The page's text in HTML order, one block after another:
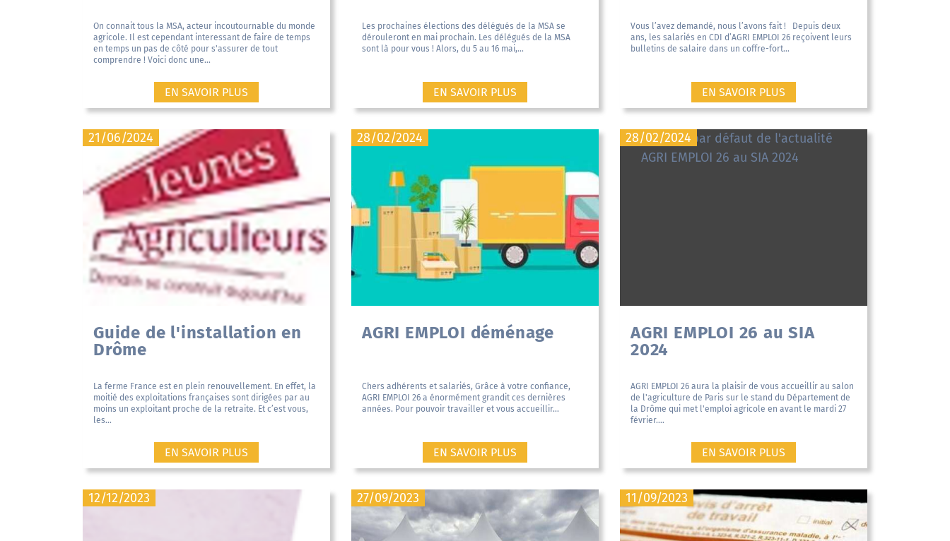
On connait tous la MSA, acteur incoutournable du monde
agricole. Il est cependant interessant de faire de temps
en temps un pas de côté pour s'assurer de tout
comprendre ! Voici donc une...
EN SAVOIR PLUS
Les prochaines élections des délégués de la MSA se
dérouleront en mai prochain. Les délégués de la MSA
sont là pour vous ! Alors, du 5 au 16 mai,...
EN SAVOIR PLUS
Vous l’avez demandé, nous l’avons fait ! Depuis deux
ans, les salariés en CDI d’AGRI EMPLOI 26 reçoivent leurs
bulletins de salaire dans un coffre-fort...
EN SAVOIR PLUS
21/06/2024
Guide de l'installation en
Drôme
La ferme France est en plein renouvellement. En effet, la
moitié des exploitations françaises sont dirigées par au
moins un exploitant proche de la retraite. Et c’est vous,
les...
EN SAVOIR PLUS
28/02/2024
AGRI EMPLOI déménage
Chers adhérents et salariés, Grâce à votre confiance,
AGRI EMPLOI 26 a énormément grandit ces dernières
années. Pour pouvoir travailler et vous accueillir...
EN SAVOIR PLUS
28/02/2024
AGRI EMPLOI 26 au SIA
2024
AGRI EMPLOI 26 aura la plaisir de vous accueillir au salon
de l'agriculture de Paris sur le stand du Département de
la Drôme qui met l'emploi agricole en avant le mardi 27
février....
EN SAVOIR PLUS
12/12/2023 27/09/2023 11/09/2023